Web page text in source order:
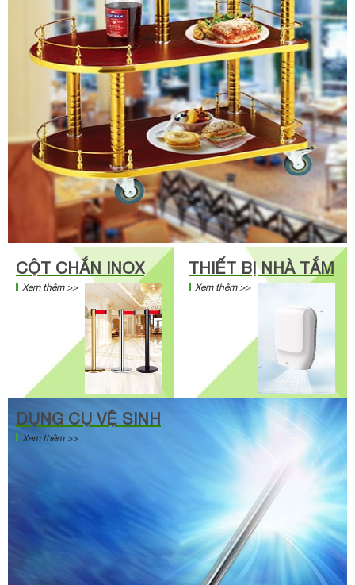
CỘT CHẮN INOX
Xem thêm >>
THIẾT BỊ NHÀ TẮM
Xem thêm >>
DỤNG CỤ VỆ SINH
Xem thêm >>